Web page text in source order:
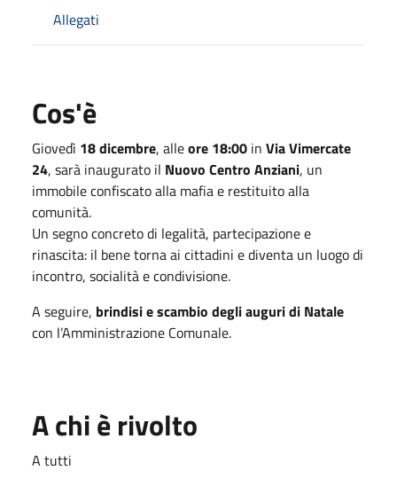
Allegati
Cos'è
Giovedì 18 dicembre, alleore 18:00 in Via Vimercate
24, sarà inaugurato il Nuovo Centro Anziani, un
immobile confiscato alla mafia e restituito alla
comunità.
Un segno concreto di legalità, partecipazione e
rinascita: il bene torna ai cittadini e diventa un luogo di
incontro, socialità e condivisione.
A seguire, brindisi e scambio degli auguri di Natale
con l’Amministrazione Comunale.
A chi è rivolto
A tutti